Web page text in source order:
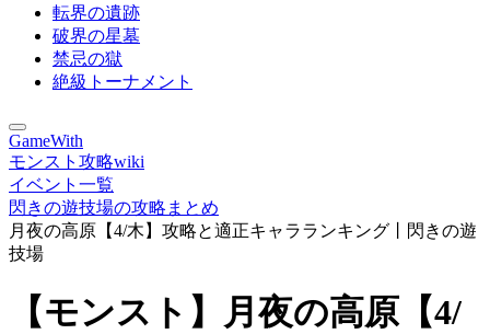
転界の遺跡
破界の星墓
禁忌の獄
絶級トーナメント
GameWith
モンスト攻略wiki
イベント一覧
閃きの遊技場の攻略まとめ
月夜の高原【4/木】攻略と適正キャラランキング丨閃きの遊
技場
【モンスト】月夜の高原【4/